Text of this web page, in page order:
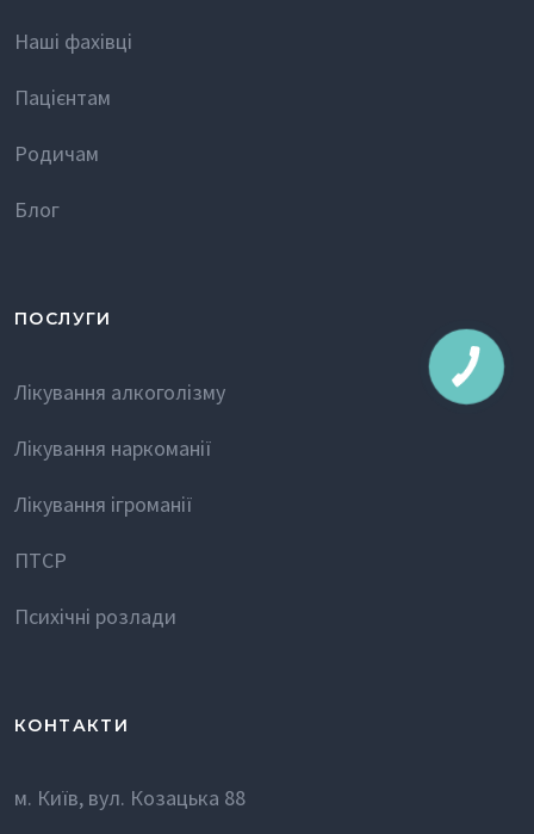
Наші фахівці
Пацієнтам
Родичам
Блог
ПОСЛУГИ
Лікування алкоголізму
Лікування наркоманії
Лікування ігроманії
ПТСР
Психічні розлади
КОНТАКТИ
м. Київ, вул. Козацька 88